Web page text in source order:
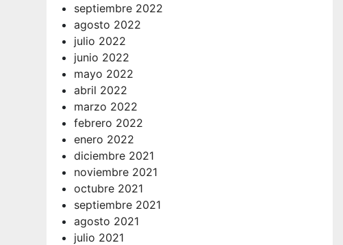
septiembre 2022
agosto 2022
julio 2022
junio 2022
mayo 2022
abril 2022
marzo 2022
febrero 2022
enero 2022
diciembre 2021
noviembre 2021
octubre 2021
septiembre 2021
agosto 2021
julio 2021